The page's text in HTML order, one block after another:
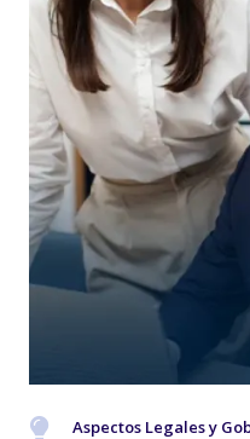
Aspectos Legales y